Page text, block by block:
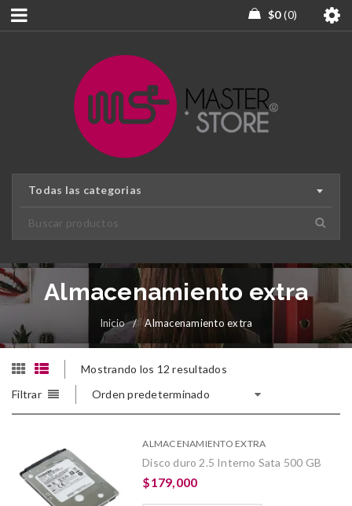
$0 0
Todas las categorias
Almacenamiento extra
Inicio / Almacenamiento extra
Mostrando los 12 resultados
Filtrar
Orden predeterminado
ALMACENAMIENTO EXTRA
Disco duro 2.5 Interno Sata 500 GB
$179,000